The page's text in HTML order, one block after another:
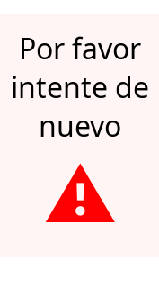
Por favor
intente de
nuevo
⚠️